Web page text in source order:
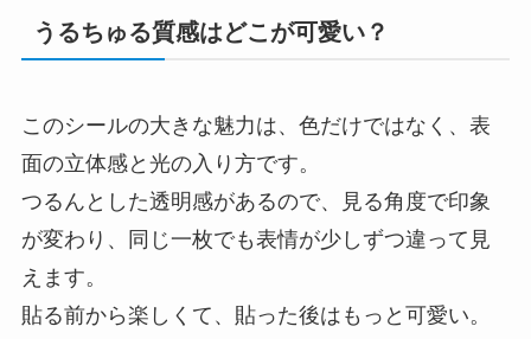
うるちゅる質感はどこが可愛い？
このシールの大きな魅力は、色だけではなく、表
面の立体感と光の入り方です。
つるんとした透明感があるので、見る角度で印象
が変わり、同じ一枚でも表情が少しずつ違って見
えます。
貼る前から楽しくて、貼った後はもっと可愛い。